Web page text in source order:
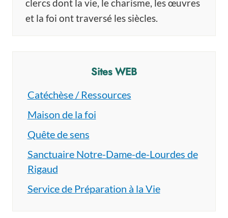
clercs dont la vie, le charisme, les œuvres
et la foi ont traversé les siècles.
Sites WEB
Catéchèse / Ressources
Maison de la foi
Quête de sens
Sanctuaire Notre-Dame-de-Lourdes de
Rigaud
Service de Préparation à la Vie